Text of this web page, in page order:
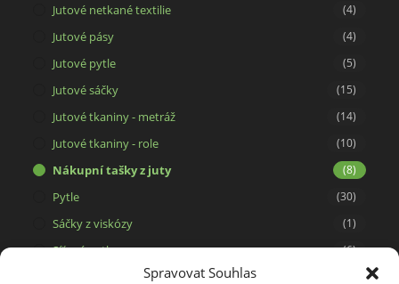
Spravovat Souhlas
Jutové netkané textilie (4)
Jutové pásy (4)
Jutové pytle (5)
Jutové sáčky (15)
Jutové tkaniny - metráž (14)
Jutové tkaniny - role (10)
Nákupní tašky z juty (8)
Pytle (30)
Sáčky z viskózy (1)
Síťové pytle (6)
Svíčky ze 100% včelího vosku